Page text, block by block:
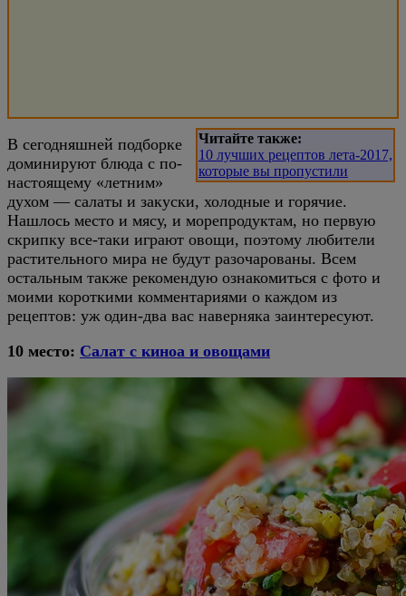
Читайте также:
10 лучших рецептов лета-2017,
которые вы пропустили
В сегодняшней подборке
доминируют блюда с по-
настоящему «летним»
духом — салаты и закуски, холодные и горячие.
Нашлось место и мясу, и морепродуктам, но первую
скрипку все-таки играют овощи, поэтому любители
растительного мира не будут разочарованы. Всем
остальным также рекомендую ознакомиться с фото и
моими короткими комментариями о каждом из
рецептов: уж один-два вас наверняка заинтересуют.
10 место: Салат с киноа и овощами